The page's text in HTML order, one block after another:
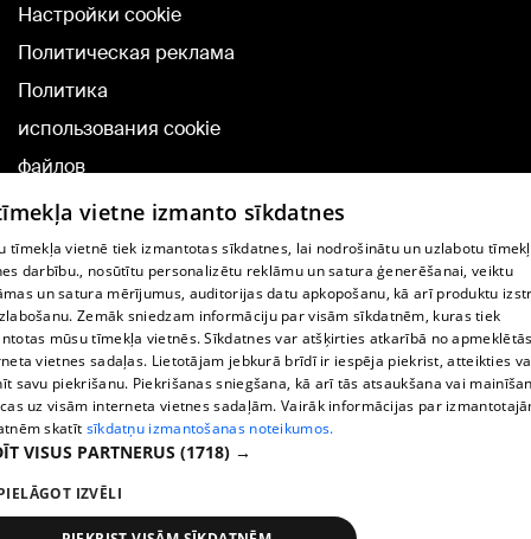
Настройки cookie
Политическая реклама
Политика
использования cookie
файлов
Добавление
комментариев
TВ-программа
Условия договора
360 Ziņu kontakti
Helio Media
Служба помощи портала: э-почта -
vietne izmanto sīkdatnes
tīmekļa vietnē tiek izmantotas sīkdatnes, lai nodrošinātu un uzlabotu
darbību., nosūtītu personalizētu reklāmu un satura ģenerēšanai, veiktu
un satura mērījumus, auditorijas datu apkopošanu, kā arī produktu
Zemāk sniedzam informāciju par visām sīkdatnēm, kuras tiek
mūsu tīmekļa vietnēs. Sīkdatnes var atšķirties atkarībā no
vietnes sadaļas. Lietotājam jebkurā brīdī ir iespēja piekrist, atteikties
savu piekrišanu. Piekrišanas sniegšana, kā arī tās atsaukšana vai
uz visām interneta vietnes sadaļām. Vairāk informācijas par
skatīt sīkdatņu izmantošanas noteikumos.
VISUS PARTNERUS (1718) →
IZVĒLI